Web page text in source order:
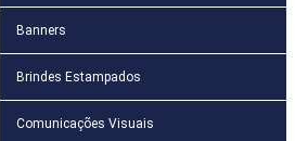
Banners
Brindes Estampados
Comunicações Visuais